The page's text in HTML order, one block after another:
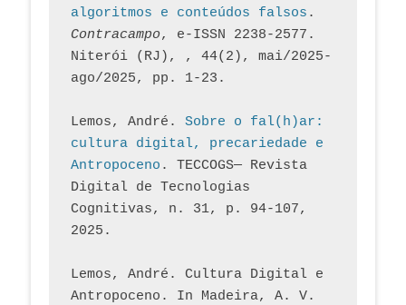
algoritmos e conteúdos falsos
Contracampo, e-ISSN 2238-2577.
Niterói (RJ), , 44(2), mai/2025-
ago/2025, pp. 1-23.
Lemos, André. Sobre o fal(h)ar:
cultura digital, precariedade e
Antropoceno . TECCOGS— Revista
Digital de Tecnologias
Cognitivas, n. 31, p. 94-107,
2025.
Lemos, André. Cultura Digital e
Antropoceno. In Madeira, A. V.